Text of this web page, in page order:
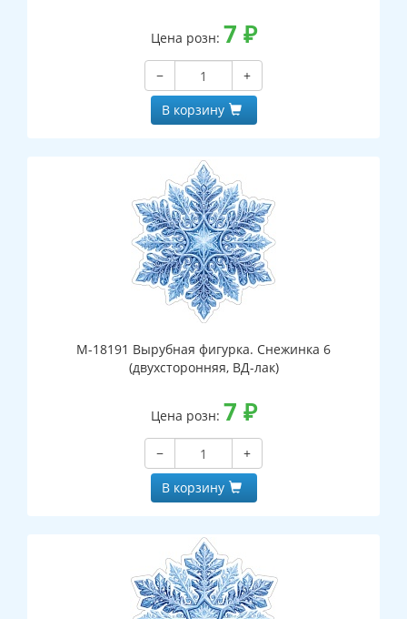
Цена розн: 7 ₽
−
+
В корзину
М-18191 Вырубная фигурка. Снежинка 6
(двухсторонняя, ВД-лак)
Цена розн: 7 ₽
−
+
В корзину